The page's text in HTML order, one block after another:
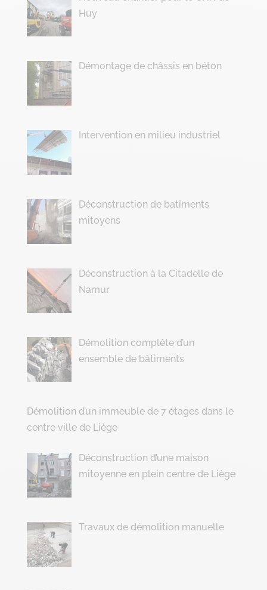
Huy
Démontage de châssis en béton
Intervention en milieu industriel
Déconstruction de batîments
mitoyens
Déconstruction à la Citadelle de
Namur
Démolition complète d’un
ensemble de bâtiments
Démolition d’un immeuble de 7 étages dans le
centre ville de Liège
Déconstruction d’une maison
mitoyenne en plein centre de Liège
Travaux de démolition manuelle